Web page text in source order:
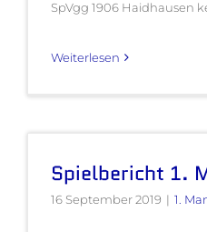
SpVgg 1906 Haidhausen
Weiterlesen
Spielbericht 1.
16 September 2019 | 1.